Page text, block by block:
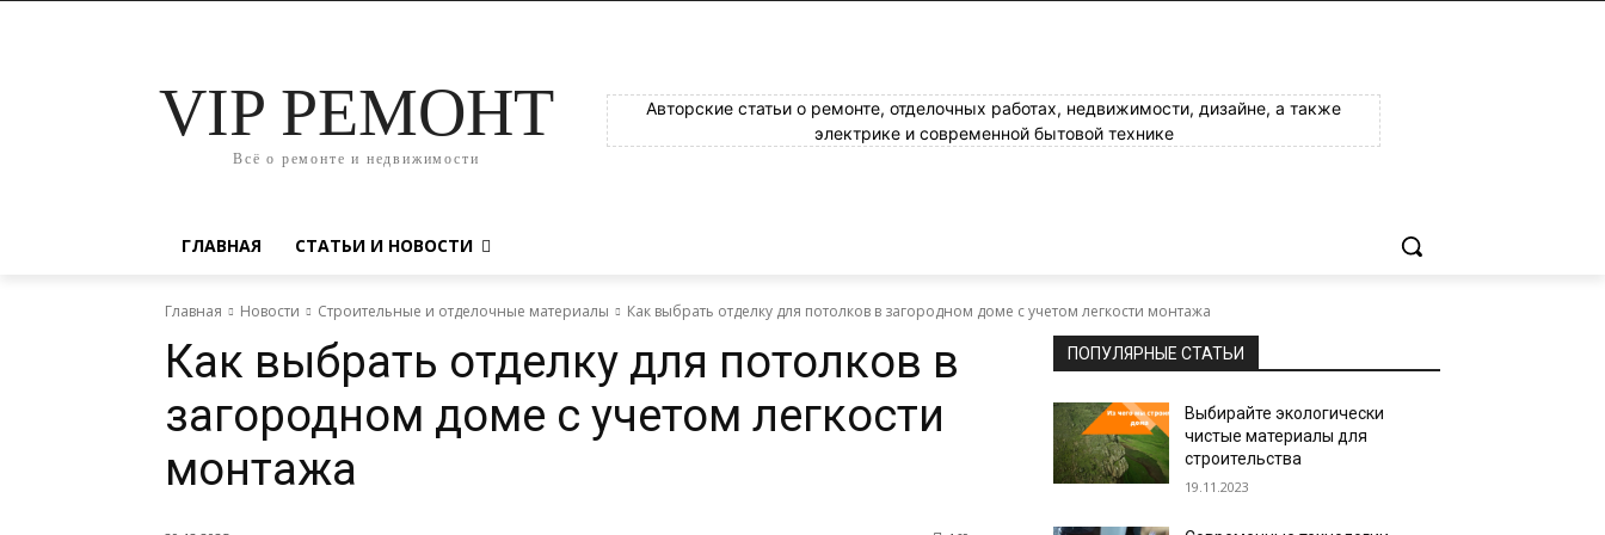
VIP РЕМОНТ
Всё о ремонте и недвижимости
Авторские статьи о ремонте, отделочных работах, недвижимости, дизайне, а также
электрике и современной бытовой технике
ГЛАВНАЯ СТАТЬИ И НОВОСТИ
Главная Новости Строительные и отделочные материалы Как выбрать отделку для потолков в загородном доме с учетом легкости монтажа
Как выбрать отделку для потолков в
загородном доме с учетом легкости
монтажа
ПОПУЛЯРНЫЕ СТАТЬИ
Выбирайте экологически
чистые материалы для
строительства
19.11.2023